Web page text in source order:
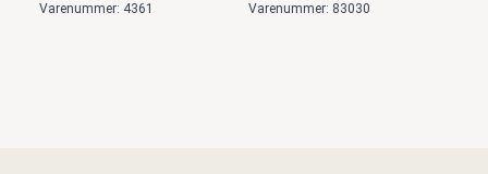
Varenummer: 4361 Varenummer: 83030